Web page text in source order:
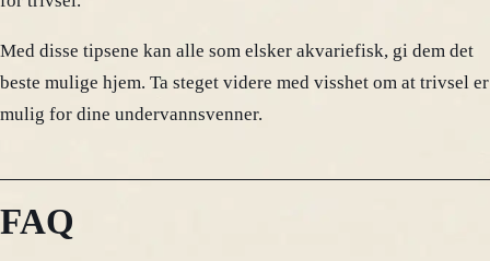
Med disse tipsene kan alle som elsker akvariefisk, gi dem det
beste mulige hjem. Ta steget videre med visshet om at trivsel er
mulig for dine undervannsvenner.
FAQ